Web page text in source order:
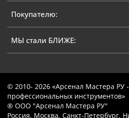
Покупателю:
МЫ стали БЛИЖЕ:
© 2010- 2026 «Арсенал Мастера РУ
профессиональных инструментов»
® ООО "Арсенал Мастера РУ"
Россия, Москва, Санкт-Петербург,